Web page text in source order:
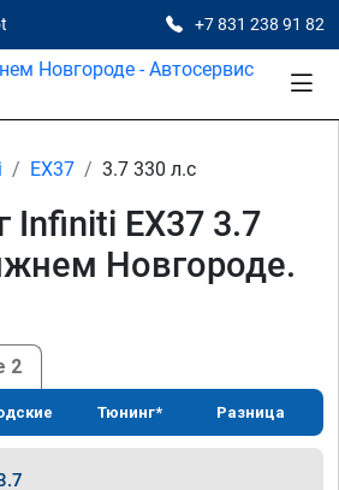
+7 831 238 91 82
EX37 3.7 330 л.с
Infiniti EX37 3.7
Новгороде.
2
Тюнинг* Разница